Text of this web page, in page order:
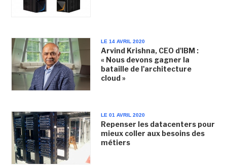
LE 14 AVRIL 2020
Arvind Krishna, CEO d'IBM :
« Nous devons gagner la
bataille de l'architecture
cloud »
LE 01 AVRIL 2020
Repenser les datacenters pour
mieux coller aux besoins des
métiers